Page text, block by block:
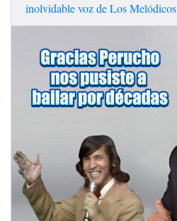
inolvidable voz de Los Melódicos